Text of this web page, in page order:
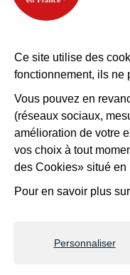
Ce site utilise des
fonctionnement, ils ne
Vous pouvez en
(réseaux sociaux,
amélioration de votre
vos choix à tout
des Cookies» situé en
Pour en savoir plus
Personnaliser
Sécurité anti-robot
À des fins de
premiers
Z 2 2